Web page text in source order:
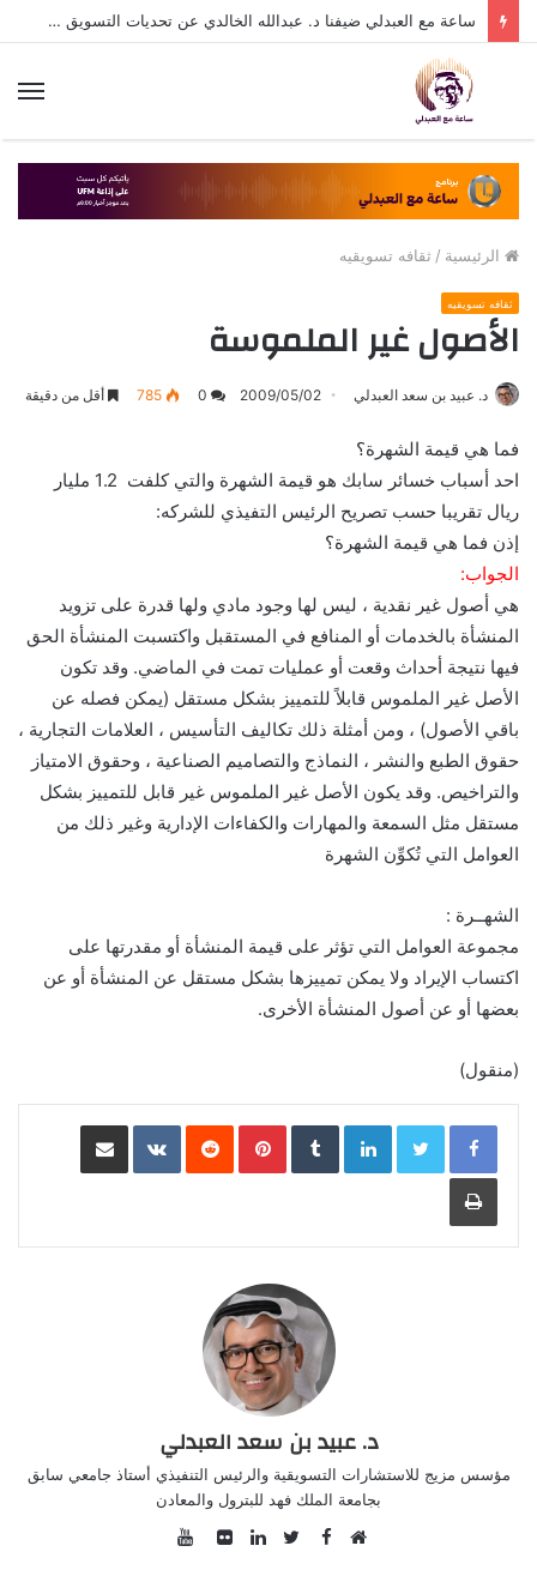
ساعة مع العبدلي ضيفنا د. عبدالله الخالدي عن تحديات التسويق في القطاع الثالث مع د. عبيد العبدلي
الرئيسية / ثقافه تسويقيه
ثقافه تسويقيه
الأصول غير الملموسة
د. عبيد بن سعد العبدلي 2009/05/02
0
785 أقل من دقيقة
فما هي قيمة الشهرة؟
احد أسباب خسائر سابك هو قيمة الشهرة والتي كلفت 1.2 مليار
ريال تقريبا حسب تصريح الرئيس التفيذي للشركه:
إذن فما هي قيمة الشهرة؟
الجواب:
هي أصول غير نقدية ، ليس لها وجود مادي ولها قدرة على تزويد
المنشأة بالخدمات أو المنافع في المستقبل واكتسبت المنشأة الحق
فيها نتيجة أحداث وقعت أو عمليات تمت في الماضي. وقد تكون
الأصل غير الملموس قابلاً للتمييز بشكل مستقل (يمكن فصله عن
باقي الأصول) ، ومن أمثلة ذلك تكاليف التأسيس ، العلامات التجارية ،
حقوق الطبع والنشر ، النماذج والتصاميم الصناعية ، وحقوق الامتياز
والتراخيص. وقد يكون الأصل غير الملموس غير قابل للتمييز بشكل
مستقل مثل السمعة والمهارات والكفاءات الإدارية وغير ذلك من
العوامل التي تُكوِّن الشهرة
الشهــرة :
مجموعة العوامل التي تؤثر على قيمة المنشأة أو مقدرتها على
اكتساب الإيراد ولا يمكن تمييزها بشكل مستقل عن المنشأة أو عن
بعضها أو عن أصول المنشأة الأخرى.
(منقول)
LinkedIn
Pinterest مشاركة عبر البريد
طباعة
د. عبيد بن سعد العبدلي
مؤسس مزيج للاستشارات التسويقية والرئيس التنفيذي أستاذ جامعي سابق
بجامعة الملك فهد للبترول والمعادن
Facebook